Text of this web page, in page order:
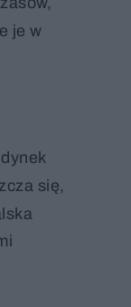
je w
się,